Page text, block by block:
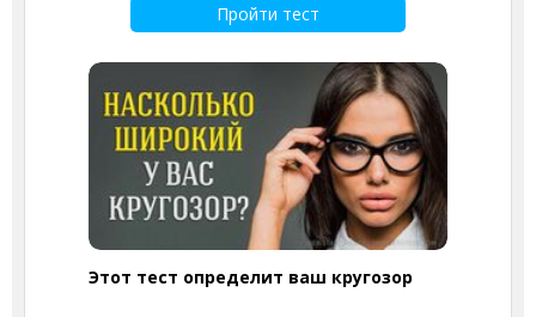
Пройти тест
Этот тест определит ваш кругозор